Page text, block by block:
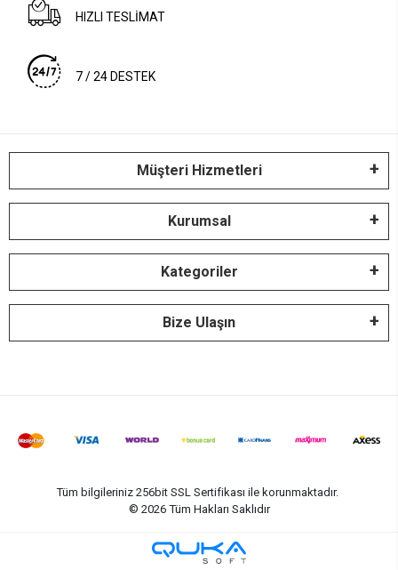
HIZLI TESLİMAT
7 / 24 DESTEK
Müşteri Hizmetleri
Kurumsal
Kategoriler
Bize Ulaşın
Tüm bilgileriniz 256bit SSL Sertifikası ile korunmaktadır.
© 2026 Tüm Hakları Saklıdır